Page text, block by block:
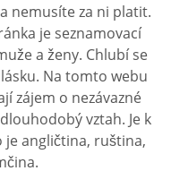
nemusíte za ni platit.
je seznamovací
a ženy. Chlubí se
Na tomto webu
zájem o nezávazné
vztah. Je k
je angličtina, ruština,